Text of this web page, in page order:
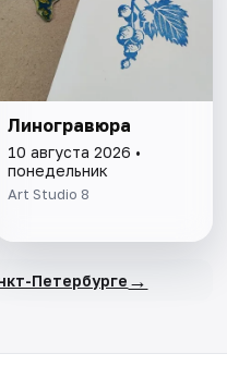
Линогравюра
10 августа 2026 •
понедельник
Art Studio 8
Петербурге →